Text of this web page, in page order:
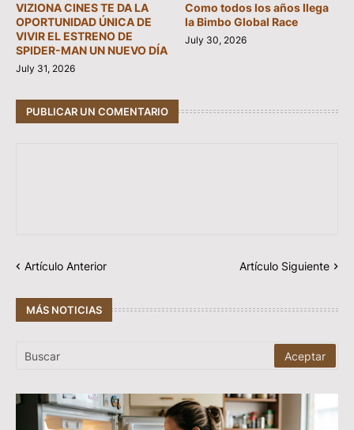
VIZIONA CINES TE DA LA
OPORTUNIDAD ÚNICA DE
VIVIR EL ESTRENO DE
SPIDER-MAN UN NUEVO DÍA
July 31, 2026
Como todos los años llega
la Bimbo Global Race
July 30, 2026
PUBLICAR UN COMENTARIO
Artículo Anterior Artículo Siguiente
MÁS NOTICIAS